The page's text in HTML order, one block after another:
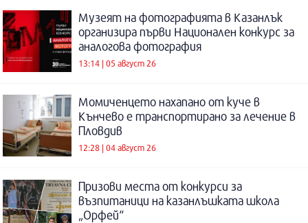
Музеят на фотографията в Казанлък
организира първи Национален конкурс за
аналогова фотография
13:14 | 05 август 26
Момиченцето нахапано от куче в
Кънчево е транспортирано за лечение в
Пловдив
12:28 | 04 август 26
Призови места от конкурси за
възпитаници на казанлъшката школа
„Орфей“